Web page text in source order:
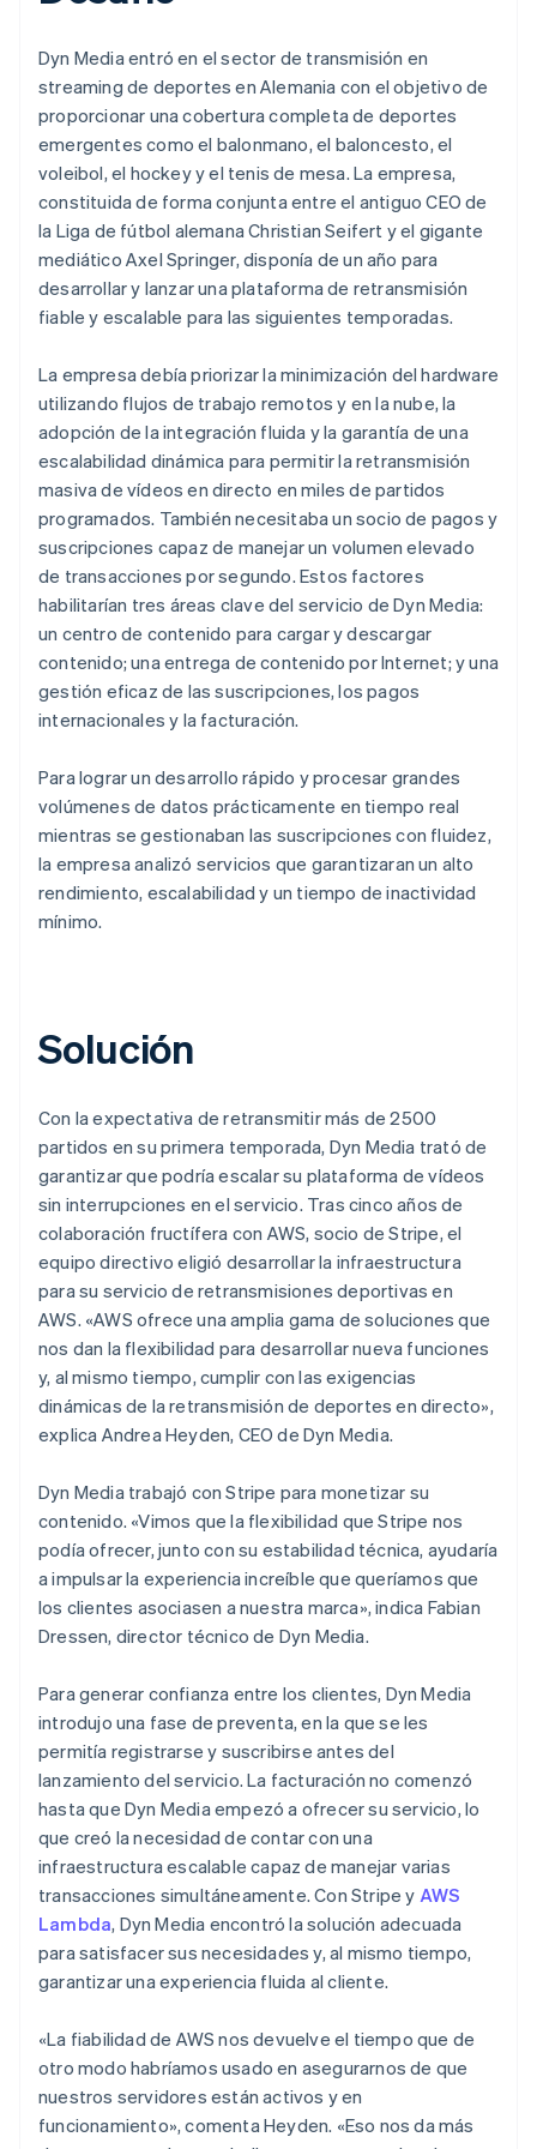
Dyn Media entró en el sector de transmisión en
streaming de deportes en Alemania con el objetivo de
proporcionar una cobertura completa de deportes
emergentes como el balonmano, el baloncesto, el
voleibol, el hockey y el tenis de mesa. La empresa,
constituida de forma conjunta entre el antiguo CEO de
la Liga de fútbol alemana Christian Seifert y el gigante
mediático Axel Springer, disponía de un año para
desarrollar y lanzar una plataforma de retransmisión
fiable y escalable para las siguientes temporadas.
La empresa debía priorizar la minimización del hardware
utilizando flujos de trabajo remotos y en la nube, la
adopción de la integración fluida y la garantía de una
escalabilidad dinámica para permitir la retransmisión
masiva de vídeos en directo en miles de partidos
programados. También necesitaba un socio de pagos y
suscripciones capaz de manejar un volumen elevado
de transacciones por segundo. Estos factores
habilitarían tres áreas clave del servicio de Dyn Media:
un centro de contenido para cargar y descargar
contenido; una entrega de contenido por Internet; y una
gestión eficaz de las suscripciones, los pagos
internacionales y la facturación.
Para lograr un desarrollo rápido y procesar grandes
volúmenes de datos prácticamente en tiempo real
mientras se gestionaban las suscripciones con fluidez,
la empresa analizó servicios que garantizaran un alto
rendimiento, escalabilidad y un tiempo de inactividad
mínimo.
Solución
Con la expectativa de retransmitir más de 2500
partidos en su primera temporada, Dyn Media trató de
garantizar que podría escalar su plataforma de vídeos
sin interrupciones en el servicio. Tras cinco años de
colaboración fructífera con AWS, socio de Stripe, el
equipo directivo eligió desarrollar la infraestructura
para su servicio de retransmisiones deportivas en
AWS. «AWS ofrece una amplia gama de soluciones que
nos dan la flexibilidad para desarrollar nueva funciones
y, al mismo tiempo, cumplir con las exigencias
dinámicas de la retransmisión de deportes en directo»,
explica Andrea Heyden, CEO de Dyn Media.
Dyn Media trabajó con Stripe para monetizar su
contenido. «Vimos que la flexibilidad que Stripe nos
podía ofrecer, junto con su estabilidad técnica, ayudaría
a impulsar la experiencia increíble que queríamos que
los clientes asociasen a nuestra marca», indica Fabian
Dressen, director técnico de Dyn Media.
Para generar confianza entre los clientes, Dyn Media
introdujo una fase de preventa, en la que se les
permitía registrarse y suscribirse antes del
lanzamiento del servicio. La facturación no comenzó
hasta que Dyn Media empezó a ofrecer su servicio, lo
que creó la necesidad de contar con una
infraestructura escalable capaz de manejar varias
transacciones simultáneamente. Con Stripe y AWS
Lambda, Dyn Media encontró la solución adecuada
para satisfacer sus necesidades y, al mismo tiempo,
garantizar una experiencia fluida al cliente.
«La fiabilidad de AWS nos devuelve el tiempo que de
otro modo habríamos usado en asegurarnos de que
nuestros servidores están activos y en
funcionamiento», comenta Heyden. «Eso nos da más